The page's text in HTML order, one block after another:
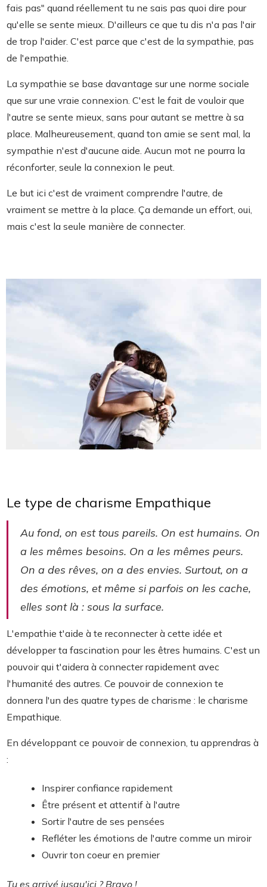
fais pas" quand réellement tu ne sais pas quoi dire pour
qu'elle se sente mieux. D'ailleurs ce que tu dis n'a pas l'air
de trop l'aider. C'est parce que c'est de la sympathie, pas
de l'empathie.
La sympathie se base davantage sur une norme sociale
que sur une vraie connexion. C'est le fait de vouloir que
l'autre se sente mieux, sans pour autant se mettre à sa
place. Malheureusement, quand ton amie se sent mal, la
sympathie n'est d'aucune aide. Aucun mot ne pourra la
réconforter, seule la connexion le peut.
Le but ici c'est de vraiment comprendre l'autre, de
vraiment se mettre à la place. Ça demande un effort, oui,
mais c'est la seule manière de connecter.
Le type de charisme Empathique
Au fond, on est tous pareils. On est humains. On
a les mêmes besoins. On a les mêmes peurs.
On a des rêves, on a des envies. Surtout, on a
des émotions, et même si parfois on les cache,
elles sont là : sous la surface.
L'empathie t'aide à te reconnecter à cette idée et
développer ta fascination pour les êtres humains. C'est un
pouvoir qui t'aidera à connecter rapidement avec
l'humanité des autres. Ce pouvoir de connexion te
donnera l'un des quatre types de charisme : le charisme
Empathique.
En développant ce pouvoir de connexion, tu apprendras à
:
Inspirer confiance rapidement
Être présent et attentif à l'autre
Sortir l'autre de ses pensées
Refléter les émotions de l'autre comme un miroir
Ouvrir ton coeur en premier
Tu es arrivé jusqu'ici ? Bravo !